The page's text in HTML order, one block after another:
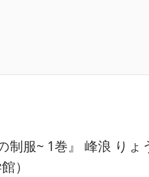
制服~ 1巻』 峰浪 りょ
）